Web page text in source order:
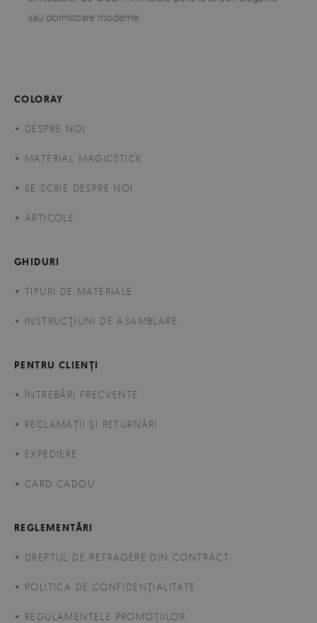
sau dormitoare moderne.
COLORAY
DESPRE NOI
MATERIAL MAGICSTICK
SE SCRIE DESPRE NOI
ARTICOLE
GHIDURI
TIPURI DE MATERIALE
INSTRUCŢIUNI DE ASAMBLARE
PENTRU CLIENȚI
ÎNTREBĂRI FRECVENTE
RECLAMAȚII ȘI RETURNĂRI
EXPEDIERE
CARD CADOU
REGLEMENTĂRI
DREPTUL DE RETRAGERE DIN CONTRACT
POLITICA DE CONFIDENŢIALITATE
REGULAMENTELE PROMOȚIILOR